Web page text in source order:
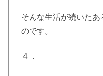
そんな生活が続いたあ
のです。
４．